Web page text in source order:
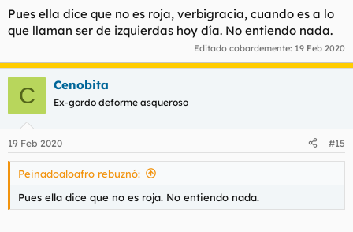
Pues ella dice que no es roja, verbigracia, cuando es a lo
que llaman ser de izquierdas hoy día. No entiendo nada.
Editado cobardemente: 19 Feb 2020
C Cenobita
Ex-gordo deforme asqueroso
19 Feb 2020 #15
Peinadoaloafro rebuznó:
Pues ella dice que no es roja. No entiendo nada.